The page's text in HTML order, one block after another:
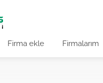
Firma ekle Firmalarım